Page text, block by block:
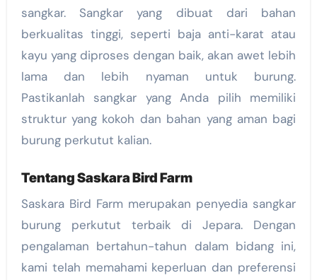
sangkar. Sangkar yang dibuat dari bahan
berkualitas tinggi, seperti baja anti-karat atau
kayu yang diproses dengan baik, akan awet lebih
lama dan lebih nyaman untuk burung.
Pastikanlah sangkar yang Anda pilih memiliki
struktur yang kokoh dan bahan yang aman bagi
burung perkutut kalian.
Tentang Saskara Bird Farm
Saskara Bird Farm merupakan penyedia sangkar
burung perkutut terbaik di Jepara. Dengan
pengalaman bertahun-tahun dalam bidang ini,
kami telah memahami keperluan dan preferensi